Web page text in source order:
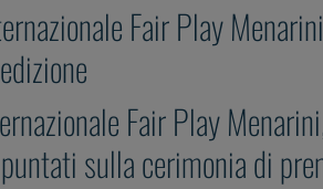
Fair Play
Fair Play
sulla cerimonia di